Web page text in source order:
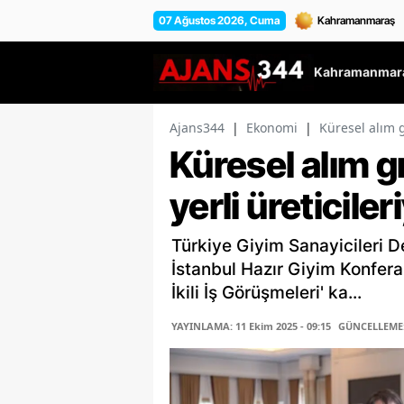
07 Ağustos 2026, Cuma
Ajans344 | Ekonomi | Küresel
Küresel alım
yerli
Türkiye Giyim Sanayicileri
İstanbul Hazır Giyim
İkili İş Görüşmeleri' ka...
YAYINLAMA: 11 Ekim 2025 - 09:15